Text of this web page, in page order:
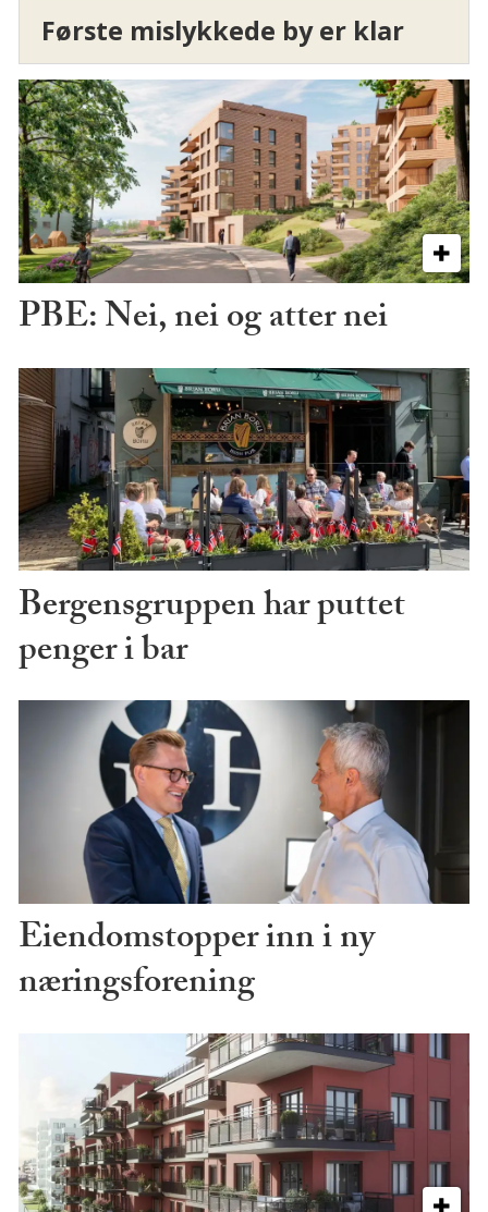
Første mislykkede by er klar
PBE: Nei, nei og atter nei
Bergensgruppen har puttet
penger i bar
Eiendomstopper inn i ny
næringsforening